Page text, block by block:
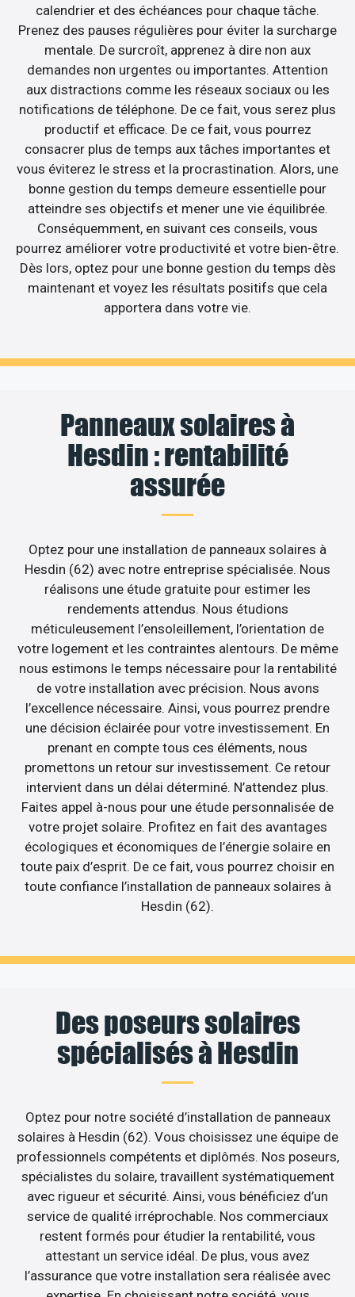
calendrier et des échéances pour chaque tâche.
Prenez des pauses régulières pour éviter la surcharge
mentale. De surcroît, apprenez à dire non aux
demandes non urgentes ou importantes. Attention
aux distractions comme les réseaux sociaux ou les
notifications de téléphone. De ce fait, vous serez plus
productif et efficace. De ce fait, vous pourrez
consacrer plus de temps aux tâches importantes et
vous éviterez le stress et la procrastination. Alors, une
bonne gestion du temps demeure essentielle pour
atteindre ses objectifs et mener une vie équilibrée.
Conséquemment, en suivant ces conseils, vous
pourrez améliorer votre productivité et votre bien-être.
Dès lors, optez pour une bonne gestion du temps dès
maintenant et voyez les résultats positifs que cela
apportera dans votre vie.
Panneaux solaires à
Hesdin : rentabilité
assurée
Optez pour une installation de panneaux solaires à
Hesdin (62) avec notre entreprise spécialisée. Nous
réalisons une étude gratuite pour estimer les
rendements attendus. Nous étudions
méticuleusement l’ensoleillement, l’orientation de
votre logement et les contraintes alentours. De même
nous estimons le temps nécessaire pour la rentabilité
de votre installation avec précision. Nous avons
l’excellence nécessaire. Ainsi, vous pourrez prendre
une décision éclairée pour votre investissement. En
prenant en compte tous ces éléments, nous
promettons un retour sur investissement. Ce retour
intervient dans un délai déterminé. N’attendez plus.
Faites appel à-nous pour une étude personnalisée de
votre projet solaire. Profitez en fait des avantages
écologiques et économiques de l’énergie solaire en
toute paix d’esprit. De ce fait, vous pourrez choisir en
toute confiance l’installation de panneaux solaires à
Hesdin (62).
Des poseurs solaires
spécialisés à Hesdin
Optez pour notre société d’installation de panneaux
solaires à Hesdin (62). Vous choisissez une équipe de
professionnels compétents et diplômés. Nos poseurs,
spécialistes du solaire, travaillent systématiquement
avec rigueur et sécurité. Ainsi, vous bénéficiez d’un
service de qualité irréprochable. Nos commerciaux
restent formés pour étudier la rentabilité, vous
attestant un service idéal. De plus, vous avez
l’assurance que votre installation sera réalisée avec